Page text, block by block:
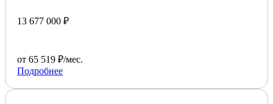
13 677 000 ₽
от 65 519 ₽/мес.
Подробнее